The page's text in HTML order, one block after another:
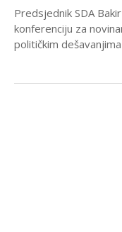
Predsjednik SDA
konferenciju za
političkim